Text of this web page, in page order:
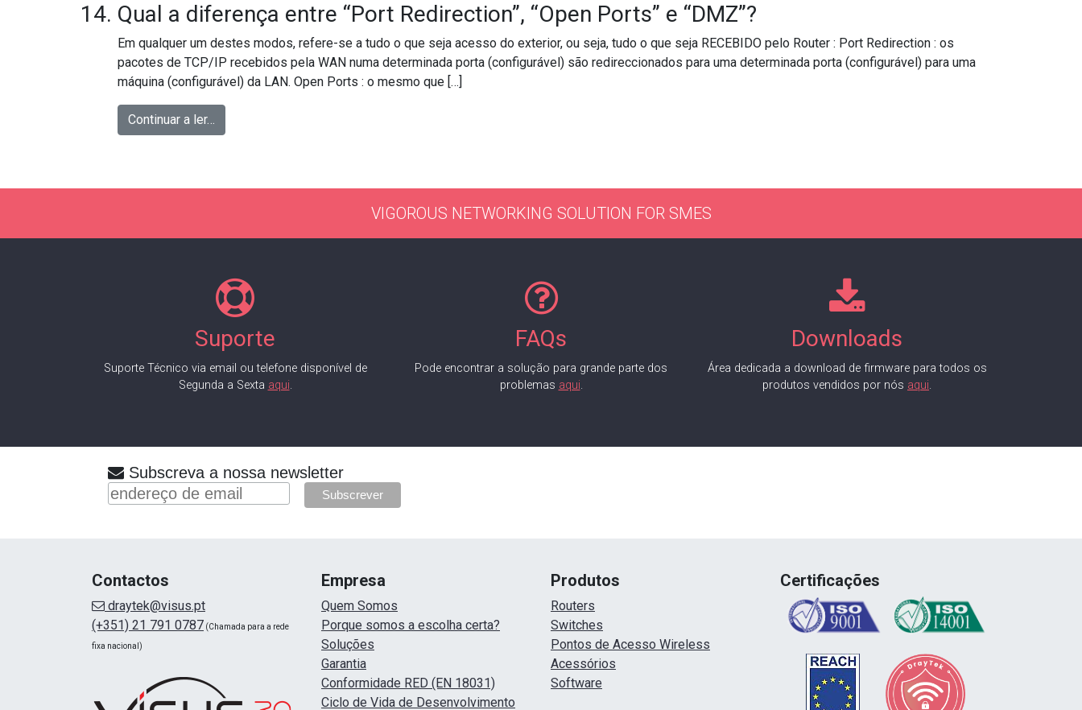
Qual a diferença entre “Port Redirection”, “Open Ports” e “DMZ”?
Em qualquer um destes modos, refere-se a tudo o que seja acesso do exterior, ou seja, tudo o que seja RECEBIDO pelo Router : Port Redirection : os
pacotes de TCP/IP recebidos pela WAN numa determinada porta (configurável) são redireccionados para uma determinada porta (configurável) para uma
máquina (configurável) da LAN. Open Ports : o mesmo que […]
Continuar a ler…
VIGOROUS NETWORKING SOLUTION FOR SMES
Suporte
Suporte Técnico via email ou telefone disponível de
Segunda a Sexta aqui.
FAQs
Pode encontrar a solução para grande parte dos
problemas aqui.
Downloads
Área dedicada a download de firmware para todos os
produtos vendidos por nós aqui.
Subscreva a nossa newsletter
Contactos
draytek@visus.pt
(+351) 21 791 0787 (Chamada para a rede
fixa nacional)
Empresa
Quem Somos
Porque somos a escolha certa?
Soluções
Garantia
Conformidade RED (EN 18031)
Ciclo de Vida de Desenvolvimento
Produtos
Routers
Switches
Pontos de Acesso Wireless
Acessórios
Software
Certificações